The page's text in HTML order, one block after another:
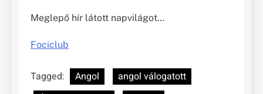
Meglepő hír látott napvilágot…
Fociclub
Tagged: Angol
angol válogatott